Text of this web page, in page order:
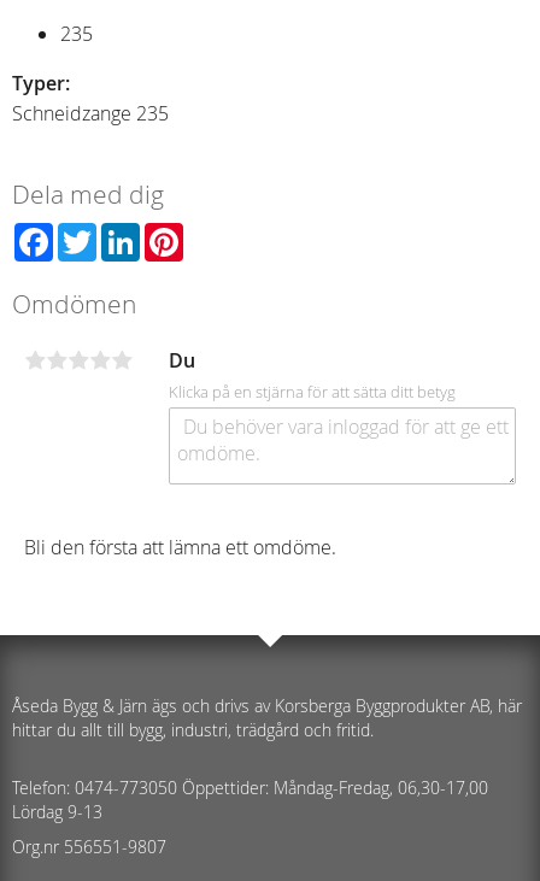
235
Typer:
Schneidzange 235
Dela med dig
Facebook
TwitterLinkedIn
Omdömen
Du
Klicka på en stjärna för att sätta ditt betyg
Bli den första att lämna ett omdöme.
Åseda Bygg & Järn ägs och drivs av Korsberga Byggprodukter AB, här
hittar du allt till bygg, industri, trädgård och fritid.
Telefon: 0474-773050 Öppettider: Måndag-Fredag, 06,30-17,00
Lördag 9-13
Org.nr 556551-9807